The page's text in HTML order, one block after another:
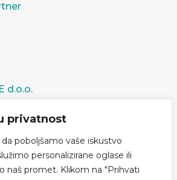
privatnost
poboljšamo vaše iskustvo
personalizirane oglase ili
naš promet. Klikom na "Prihvati
d.o.o.